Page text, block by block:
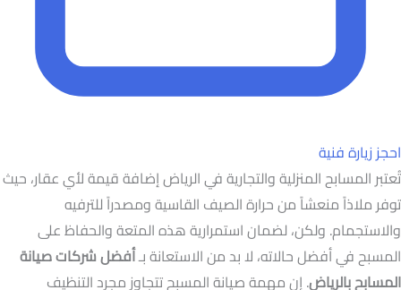
احجز زيارة فنية
تُعتبر المسابح المنزلية والتجارية في الرياض إضافة قيمة لأي عقار، حيث
توفر ملاذاً منعشاً من حرارة الصيف القاسية ومصدراً للترفيه
والاستجمام. ولكن، لضمان استمرارية هذه المتعة والحفاظ على
المسبح في أفضل حالاته، لا بد من الاستعانة بـأفضل شركات صيانة
المسابح بالرياض. إن مهمة صيانة المسبح تتجاوز مجرد التنظيف